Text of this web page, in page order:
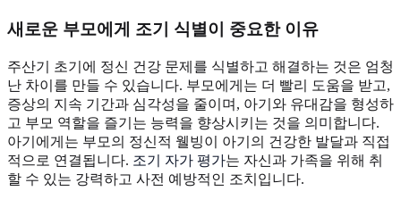
새로운 부모에게 조기 식별이 중요한 이유
주산기 초기에 정신 건강 문제를 식별하고 해결하는 것은 엄청
난 차이를 만들 수 있습니다. 부모에게는 더 빨리 도움을 받고,
증상의 지속 기간과 심각성을 줄이며, 아기와 유대감을 형성하
고 부모 역할을 즐기는 능력을 향상시키는 것을 의미합니다.
아기에게는 부모의 정신적 웰빙이 아기의 건강한 발달과 직접
적으로 연결됩니다. 조기 자가 평가는 자신과 가족을 위해 취
할 수 있는 강력하고 사전 예방적인 조치입니다.